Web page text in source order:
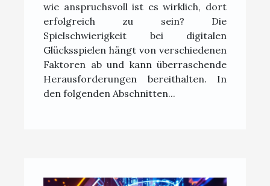
wie anspruchsvoll ist es wirklich, dort
erfolgreich zu sein? Die
Spielschwierigkeit bei digitalen
Glücksspielen hängt von verschiedenen
Faktoren ab und kann überraschende
Herausforderungen bereithalten. In
den folgenden Abschnitten...